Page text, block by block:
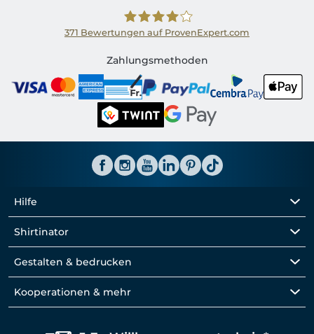
Shirtinator CH
371 Bewertungen auf ProvenExpert.com
Zahlungsmethoden
Hilfe
Shirtinator
Gestalten & bedrucken
Kooperationen & mehr